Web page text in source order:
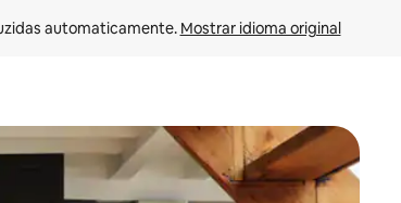
automaticamente. Mostrar idioma original